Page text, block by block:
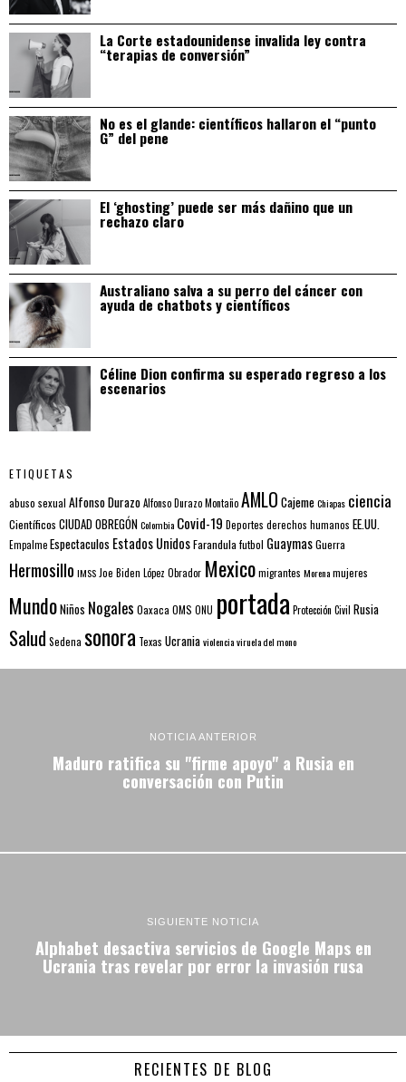
La Corte estadounidense invalida ley contra
“terapias de conversión”
No es el glande: científicos hallaron el “punto
G” del pene
El ‘ghosting’ puede ser más dañino que un
rechazo claro
Australiano salva a su perro del cáncer con
ayuda de chatbots y científicos
Céline Dion confirma su esperado regreso a los
escenarios
ETIQUETAS
abuso sexual Alfonso DurazoAlfonso Durazo MontañoAMLO CajemeChiapas ciencia
Científicos CIUDAD OBREGÓNColombia Covid-19 Deportes derechos humanos EE.UU.
EmpalmeEspectaculos Estados UnidosFarandulafutbol GuaymasGuerra
Hermosillo IMSS Joe Biden López Obrador Mexicomigrantes Morenamujeres
MundoNiños Nogales Oaxaca OMS ONU portada Protección Civil Rusia
Salud Sedena sonora Texas Ucraniaviolenciaviruela del mono
NOTICIA ANTERIOR
Maduro ratifica su "firme apoyo" a Rusia en
conversación con Putin
SIGUIENTE NOTICIA
Alphabet desactiva servicios de Google Maps en
Ucrania tras revelar por error la invasión rusa
RECIENTES DE BLOG